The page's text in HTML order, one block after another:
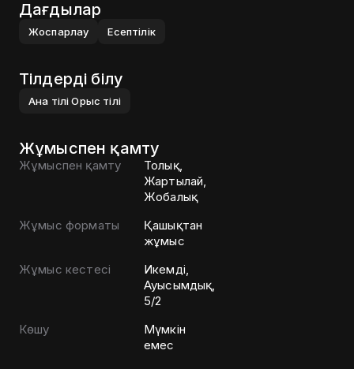
Дағдылар
Жоспарлау Есептілік
Тілдерді білу
Ана тілі Орыс тілі
Жұмыспен қамту
Жұмыспен қамту
Толық,
Жартылай,
Жобалық
Жұмыс форматы
Қашықтан
жұмыс
Жұмыс кестесі
Икемді,
Ауысымдық,
5/2
Көшу
Мүмкін
емес